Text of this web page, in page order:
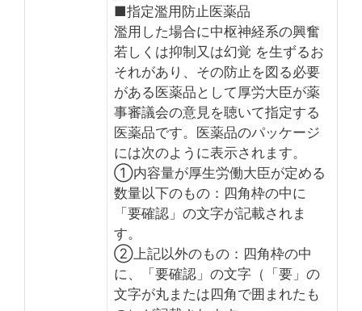
■指定濫用防止医薬品
濫用した場合に中枢神経系の興奮
若しくは抑制又は幻覚 を生ずるお
それがあり、その防止を図る必要
がある医薬品として厚労大臣が薬
事審議会の意見を聴いて指定する
医薬品です。医薬品のパッケージ
には次のように表示されます。
①内容量が厚生労働大臣が定める
数量以下のもの：四角枠の中に
「要確認」の文字が記載されま
す。
②上記以外のもの：四角枠の中
に、「要確認」の文字（「要」の
文字が丸または四角で囲まれたも